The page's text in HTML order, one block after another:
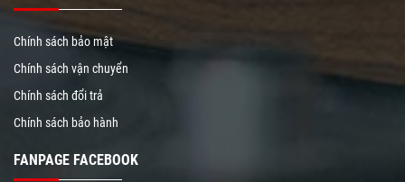
Chính sách bảo mật
Chính sách vận chuyển
Chính sách đổi trả
Chính sách bảo hành
FANPAGE FACEBOOK